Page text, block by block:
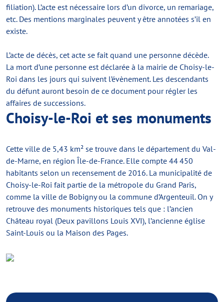
filiation). L’acte est nécessaire lors d’un divorce, un remariage,
etc. Des mentions marginales peuvent y être annotées s’il en
existe.
L’acte de décès, cet acte se fait quand une personne décède.
La mort d’une personne est déclarée à la mairie de Choisy-le-
Roi dans les jours qui suivent l’évènement. Les descendants
du défunt auront besoin de ce document pour régler les
affaires de successions.
Choisy-le-Roi et ses monuments
Cette ville de 5,43 km² se trouve dans le département du Val-
de-Marne, en région Île-de-France. Elle compte 44 450
habitants selon un recensement de 2016. La municipalité de
Choisy-le-Roi fait partie de la métropole du Grand Paris,
comme la ville de Bobigny ou la commune d’Argenteuil. On y
retrouve des monuments historiques tels que : l’ancien
Château royal (Deux pavillons Louis XVI), l’ancienne église
Saint-Louis ou la Maison des Pages.